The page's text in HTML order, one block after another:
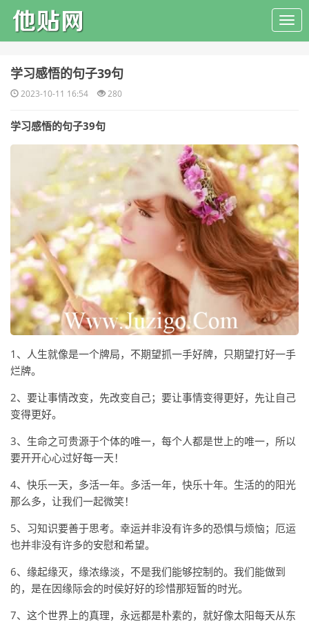
​学习感悟的句子39句
2023-10-11 16:54 280
学习感悟的句子39句
1、人生就像是一个牌局，不期望抓一手好牌，只期望打好一手
烂牌。
2、要让事情改变，先改变自己；要让事情变得更好，先让自己
变得更好。
3、生命之可贵源于个体的唯一，每个人都是世上的唯一，所以
要开开心心过好每一天！
4、快乐一天，多活一年。多活一年，快乐十年。生活的的阳光
那么多，让我们一起微笑！
5、习知识要善于思考。幸运并非没有许多的恐惧与烦恼；厄运
也并非没有许多的安慰和希望。
6、缘起缘灭，缘浓缘淡，不是我们能够控制的。我们能做到
的，是在因缘际会的时侯好好的珍惜那短暂的时光。
7、这个世界上的真理，永远都是朴素的，就好像太阳每天从东